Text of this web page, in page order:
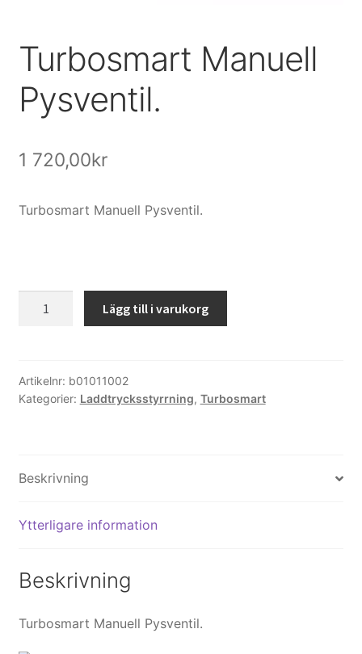
Filmer
Youtube
Turbosmart Manuell
Pysventil.
1 720,00kr
Turbosmart Manuell Pysventil.
Lägg till i varukorg
Artikelnr: b01011002
Kategorier: Laddtrycksstyrrning, Turbosmart
Beskrivning
Ytterligare information
Beskrivning
Turbosmart Manuell Pysventil.